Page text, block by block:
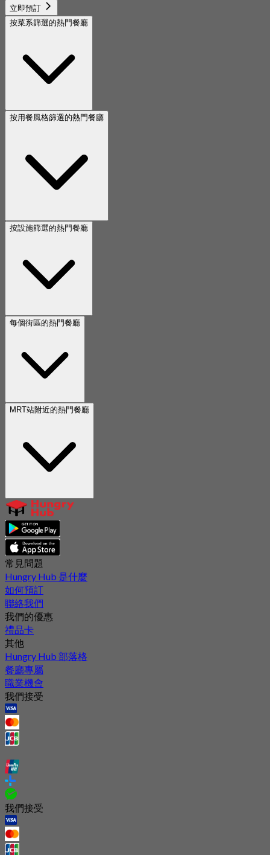
4.6
339 已預訂
立即預訂
按菜系篩選的熱門餐廳
按用餐風格篩選的熱門餐廳
按設施篩選的熱門餐廳
每個街區的熱門餐廳
MRT站附近的熱門餐廳
常見問題
Hungry Hub 是什麼
如何預訂
聯絡我們
我們的優惠
禮品卡
其他
Hungry Hub 部落格
餐廳專屬
職業機會
我們接受
我們接受